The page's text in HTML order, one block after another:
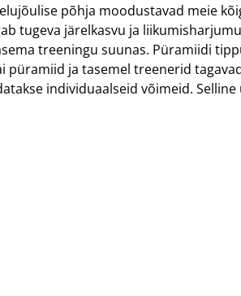
põhja moodustavad meie
tugeva järelkasvu ja
treeningu suunas. Püramiidi
ja tasemel treenerid
individuaalseid võimeid.